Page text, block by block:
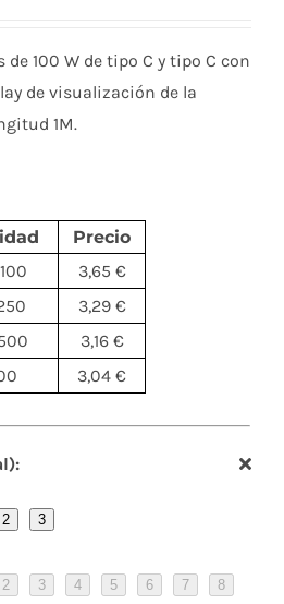
de 100 W de tipo C y tipo C con
de visualización de la
1M.
Precio
3,65 €
3,29 €
3,16 €
3,04 €
2 3
2 3 4 5 6 7 8